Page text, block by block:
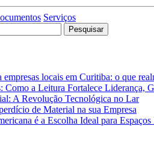
Serviços
locais em Curitiba: o que
Como a Leitura Fortalece Liderança,
A Revolução Tecnológica no Lar
de Material na sua Empresa
é a Escolha Ideal para